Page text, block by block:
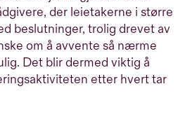
der leietakerne i større
beslutninger, trolig drevet av
om å avvente så nærme
Det blir dermed viktig å
etter hvert tar